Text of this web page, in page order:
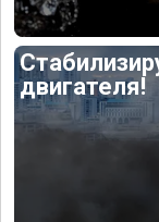
двигателя!